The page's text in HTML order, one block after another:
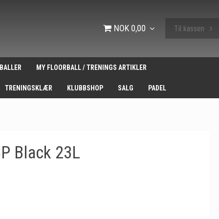
NOK 0,00 Til kassen
MY FLOORBALL / TRENINGS ARTIKLER
TRENINGSKLÆR KLUBBSHOP SALG PADEL
Black 23L